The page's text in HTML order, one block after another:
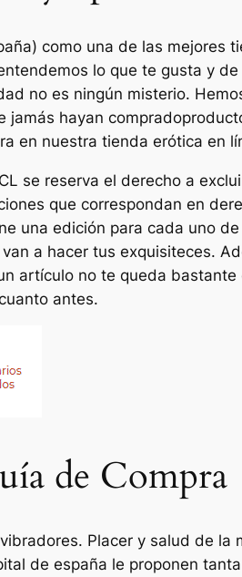
como una de las mejores
lo que te gusta y
no es ningún misterio.
hayan
en nuestra tienda erótica en
se reserva el derecho a
que correspondan en
una edición para cada uno
a hacer tus exquisiteces.
artículo no te queda bastante
antes.
de Compra
Placer y salud de la
de españa le proponen